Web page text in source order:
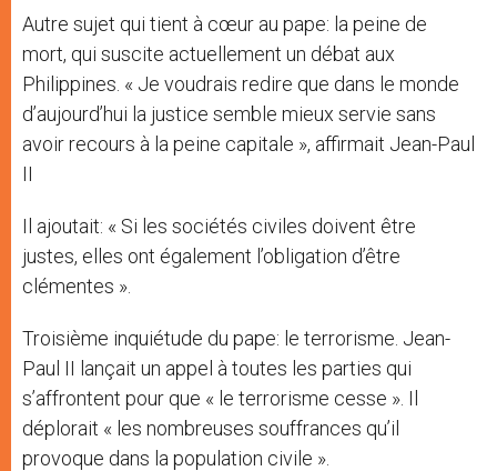
Autre sujet qui tient à cœur au pape: la peine de
mort, qui suscite actuellement un débat aux
Philippines. « Je voudrais redire que dans le monde
d’aujourd’hui la justice semble mieux servie sans
avoir recours à la peine capitale », affirmait Jean-Paul
II
Il ajoutait: « Si les sociétés civiles doivent être
justes, elles ont également l’obligation d’être
clémentes ».
Troisième inquiétude du pape: le terrorisme. Jean-
Paul II lançait un appel à toutes les parties qui
s’affrontent pour que « le terrorisme cesse ». Il
déplorait « les nombreuses souffrances qu’il
provoque dans la population civile ».